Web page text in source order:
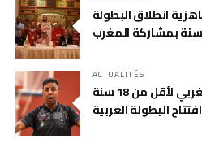
انطلاق البطولة
ACTUALITÉS
لائحة المنتخب الوطني المغربي لأقل من 18 سنة
البطولة العربية